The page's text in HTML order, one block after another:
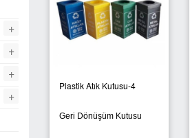
Plastik Atık Kutusu-4
Geri Dönüşüm Kutusu
+
+
+
+